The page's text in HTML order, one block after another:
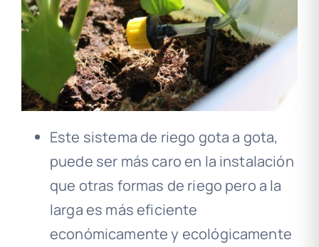
Este sistema de riego gota a gota,
puede ser más caro en la instalación
que otras formas de riego pero a la
larga es más eficiente
económicamente y ecológicamente